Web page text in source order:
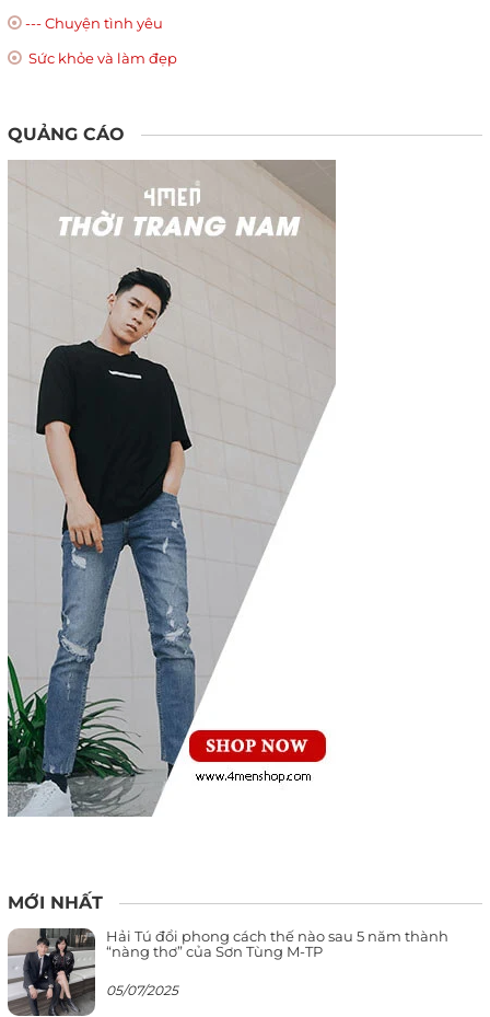
--- Chuyện tình yêu
Sức khỏe và làm đẹp
QUẢNG CÁO
MỚI NHẤT
Hải Tú đổi phong cách thế nào sau 5 năm thành
“nàng thơ” của Sơn Tùng M-TP
05/07/2025